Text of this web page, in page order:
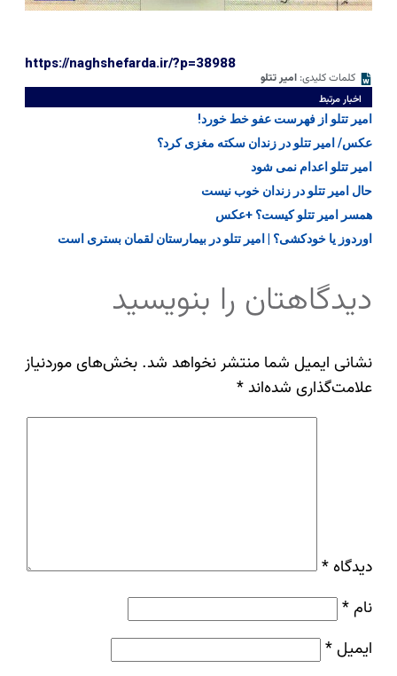
https://naghshefarda.ir/?p=38988
کلمات کلیدی: امیر تتلو
اخبار مرتبط
امیر تتلو از فهرست عفو خط خورد!
عکس/ امیر تتلو در زندان سکته مغزی کرد؟
امیر تتلو اعدام نمی شود
حال امیر تتلو در زندان خوب نیست
همسر امیر تتلو کیست؟ +عکس
اوردوز یا خودکشی؟ | امیر تتلو در بیمارستان لقمان بستری است
دیدگاهتان را بنویسید
نشانی ایمیل شما منتشر نخواهد شد. بخش‌های موردنیاز
علامت‌گذاری شده‌اند*
دیدگاه *
نام*
ایمیل*